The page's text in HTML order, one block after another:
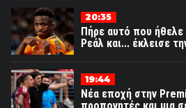
20:35
Πήρε αυτό που ήθελε
Ρεάλ και... έκλεισε
19:44
Νέα εποχή στην